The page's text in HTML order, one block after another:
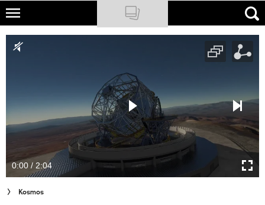
Skip
main
NATIONAL GEOGRAPHIC
Sklep
Cuda Polski
Wielki Konkurs Fotograficzny
0:00 / 2:04
Kosmos